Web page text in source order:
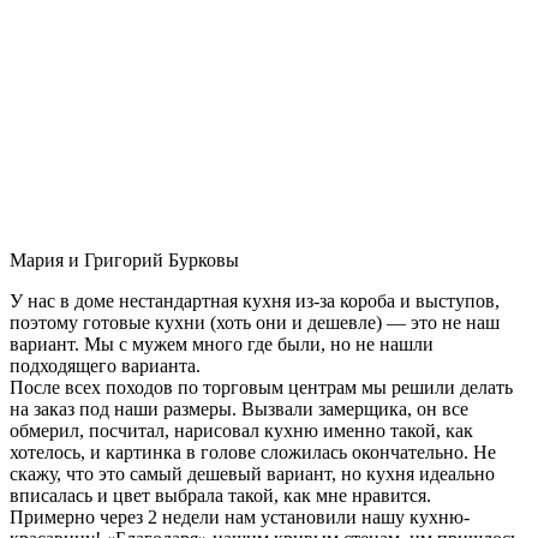
Мария и Григорий Бурковы
У нас в доме нестандартная кухня из-за короба и выступов,
поэтому готовые кухни (хоть они и дешевле) — это не наш
вариант. Мы с мужем много где были, но не нашли
подходящего варианта.
После всех походов по торговым центрам мы решили делать
на заказ под наши размеры. Вызвали замерщика, он все
обмерил, посчитал, нарисовал кухню именно такой, как
хотелось, и картинка в голове сложилась окончательно. Не
скажу, что это самый дешевый вариант, но кухня идеально
вписалась и цвет выбрала такой, как мне нравится.
Примерно через 2 недели нам установили нашу кухню-